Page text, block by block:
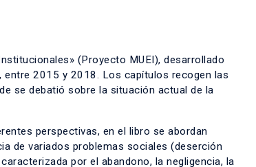
(Proyecto MUEI), desarrollado
entre 2015 y 2018. Los capítulos recogen las
se debatió sobre la situación actual de la
perspectivas, en el libro se abordan
de variados problemas sociales (deserción
por el abandono, la negligencia, la